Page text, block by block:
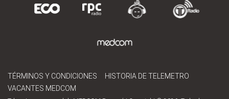
TÉRMINOS Y CONDICIONES
HISTORIA DE TELEMETRO
VACANTES MEDCOM